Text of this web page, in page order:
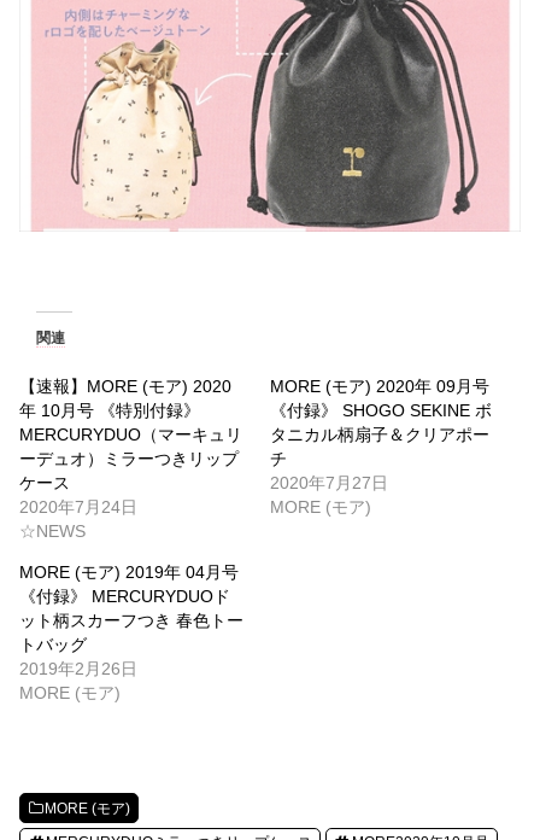
関連
【速報】MORE (モア) 2020
年 10月号 《特別付録》
MERCURYDUO（マーキュリ
ーデュオ）ミラーつきリップ
ケース
2020年7月24日
☆NEWS
MORE (モア) 2020年 09月号
《付録》 SHOGO SEKINE ボ
タニカル柄扇子＆クリアポー
チ
2020年7月27日
MORE (モア)
MORE (モア) 2019年 04月号
《付録》 MERCURYDUOド
ット柄スカーフつき 春色トー
トバッグ
2019年2月26日
MORE (モア)
MORE (モア)